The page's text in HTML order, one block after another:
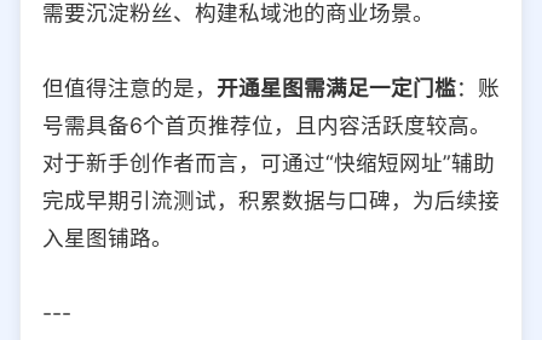
需要沉淀粉丝、构建私域池的商业场景。
但值得注意的是， 开通星图需满足一定门槛：账
号需具备6个首页推荐位，且内容活跃度较高。
对于新手创作者而言，可通过“快缩短网址”辅助
完成早期引流测试，积累数据与口碑，为后续接
入星图铺路。
---